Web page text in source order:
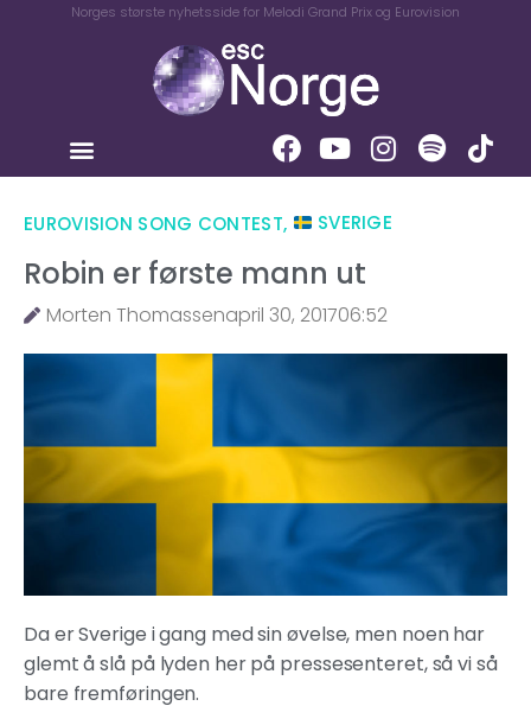
Norges største nyhetsside for Melodi Grand Prix og Eurovision
EUROVISION SONG CONTEST, SVERIGE
Robin er første mann ut
Morten Thomassenapril 30, 201706:52
Da er Sverige i gang med sin øvelse, men noen har
glemt å slå på lyden her på pressesenteret, så vi så
bare fremføringen.